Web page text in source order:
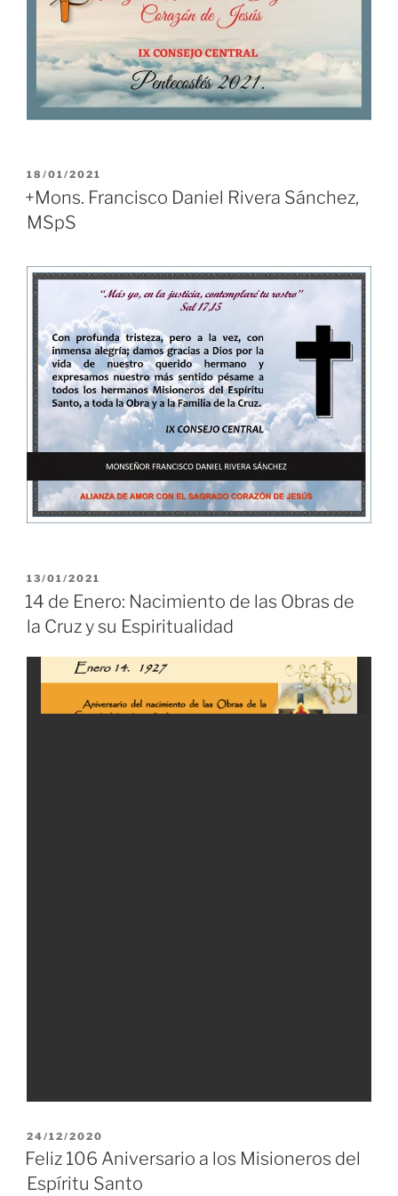
PUBLICADO
EL
18/01/2021
+Mons. Francisco Daniel Rivera Sánchez,
MSpS
PUBLICADO
EL
13/01/2021
14 de Enero: Nacimiento de las Obras de
la Cruz y su Espiritualidad
PUBLICADO
EL
24/12/2020
Feliz 106 Aniversario a los Misioneros del
Espíritu Santo